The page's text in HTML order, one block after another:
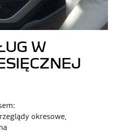
W
okresowe,